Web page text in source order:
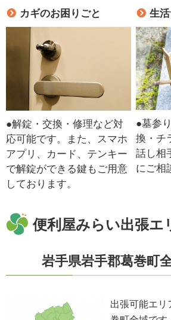
カギのお困りごと
●解錠・交換・修理など対
応可能です。また、スマホ
アプリ、カード、テンキー
で解錠ができる鍵もご用意
しております。
生
●墓参
換・チ
話し相
にご相
便利屋みらい出張エ
岩手県岩手郡葛巻町
出張可能エリ